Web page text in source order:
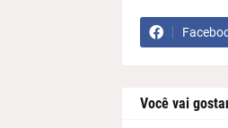
Você vai